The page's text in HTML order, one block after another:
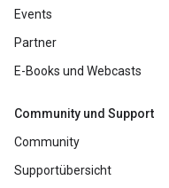
Events
Partner
E-Books und Webcasts
Community und Support
Community
Supportübersicht